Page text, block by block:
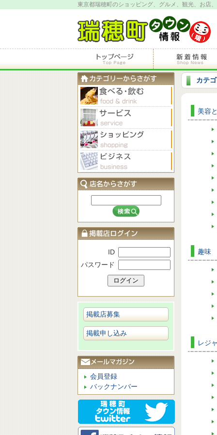
東京都瑞穂町のショッピング、グルメ、観光、お店
カテ
美容
趣味
レジ
ID
パスワード
掲載店募集
掲載申し込み
会員登録
バックナンバー